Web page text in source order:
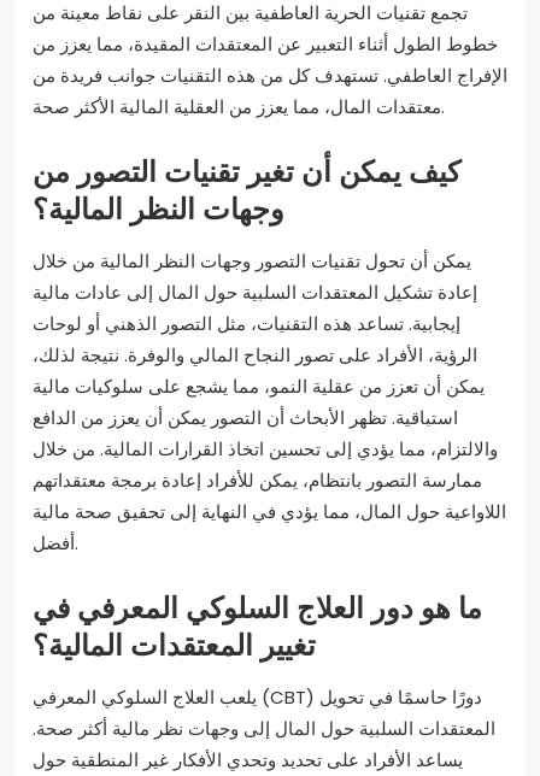
تجمع تقنيات الحرية العاطفية بين النقر على نقاط معينة من
خطوط الطول أثناء التعبير عن المعتقدات المقيدة، مما يعزز من
الإفراج العاطفي. تستهدف كل من هذه التقنيات جوانب فريدة من
معتقدات المال، مما يعزز من العقلية المالية الأكثر صحة.
كيف يمكن أن تغير تقنيات التصور من
وجهات النظر المالية؟
يمكن أن تحول تقنيات التصور وجهات النظر المالية من خلال
إعادة تشكيل المعتقدات السلبية حول المال إلى عادات مالية
إيجابية. تساعد هذه التقنيات، مثل التصور الذهني أو لوحات
الرؤية، الأفراد على تصور النجاح المالي والوفرة. نتيجة لذلك،
يمكن أن تعزز من عقلية النمو، مما يشجع على سلوكيات مالية
استباقية. تظهر الأبحاث أن التصور يمكن أن يعزز من الدافع
والالتزام، مما يؤدي إلى تحسين اتخاذ القرارات المالية. من خلال
ممارسة التصور بانتظام، يمكن للأفراد إعادة برمجة معتقداتهم
اللاواعية حول المال، مما يؤدي في النهاية إلى تحقيق صحة مالية
أفضل.
ما هو دور العلاج السلوكي المعرفي في
تغيير المعتقدات المالية؟
يلعب العلاج السلوكي المعرفي (CBT) دورًا حاسمًا في تحويل
المعتقدات السلبية حول المال إلى وجهات نظر مالية أكثر صحة.
يساعد الأفراد على تحديد وتحدي الأفكار غير المنطقية حول